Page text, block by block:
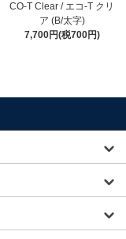
CO-T Clear / エコ-T クリ
ア (B/太字)
7,700円(税700円)